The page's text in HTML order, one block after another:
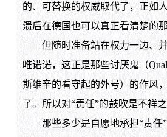
的、可替换的权威取代了，正如
溃后在德国也可以真正看清楚的那
但随时准备站在权力一边、并
唯诺诺，这正是那些讨厌鬼（
斯维辛的看守起的外号）的作风
了。所以对“责任”的鼓吹是不祥之
那些多少是自愿地承担“责任”